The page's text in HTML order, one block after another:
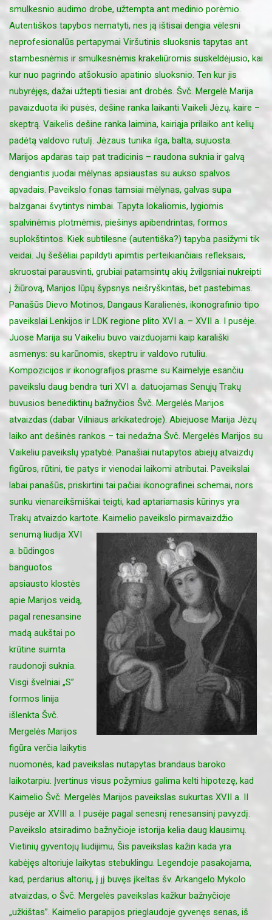
smulkesnio audimo drobe, užtempta ant medinio porėmio.
Autentiškos tapybos nematyti, nes ją ištisai dengia vėlesni
neprofesionalūs pertapymai Viršutinis sluoksnis tapytas ant
stambesnėmis ir smulkesnėmis krakeliūromis suskeldėjusio, kai
kur nuo pagrindo atšokusio apatinio sluoksnio. Ten kur jis
nubyrėjęs, dažai užtepti tiesiai ant drobės. Švč. Mergelė Marija
pavaizduota iki pusės, dešine ranka laikanti Vaikeli Jėzų, kaire –
skeptrą. Vaikelis dešine ranka laimina, kairiąja prilaiko ant kelių
padėtą valdovo rutulį. Jėzaus tunika ilga, balta, sujuosta.
Marijos apdaras taip pat tradicinis – raudona suknia ir galvą
dengiantis juodai mėlynas apsiaustas su aukso spalvos
apvadais. Paveikslo fonas tamsiai mėlynas, galvas supa
balzganai švytintys nimbai. Tapyta lokaliomis, lygiomis
spalvinėmis plotmėmis, piešinys apibendrintas, formos
suplokštintos. Kiek subtilesne (autentiška?) tapyba pasižymi tik
veidai. Jų šešėliai papildyti apimtis perteikiančiais refleksais,
skruostai parausvinti, grubiai patamsintų akių žvilgsniai nukreipti
į žiūrovą, Marijos lūpų šypsnys neišryškintas, bet pastebimas.
Panašūs Dievo Motinos, Dangaus Karalienės, ikonografinio tipo
paveikslai Lenkijos ir LDK regione plito XVI a. – XVII a. I pusėje.
Juose Marija su Vaikeliu buvo vaizduojami kaip karališki
asmenys: su karūnomis, skeptru ir valdovo rutuliu.
Kompozicijos ir ikonografijos prasme su Kaimelyje esančiu
paveikslu daug bendra turi XVI a. datuojamas Senųjų Trakų
buvusios benediktinų bažnyčios Švč. Mergelės Marijos
atvaizdas (dabar Vilniaus arkikatedroje). Abiejuose Marija Jėzų
laiko ant dešinės rankos – tai nedažna Švč. Mergelės Marijos su
Vaikeliu paveikslų ypatybė. Panašiai nutapytos abiejų atvaizdų
figūros, rūtini, tie patys ir vienodai laikomi atributai. Paveikslai
labai panašūs, priskirtini tai pačiai ikonografinei schemai, nors
sunku vienareikšmiškai teigti, kad aptariamasis kūrinys yra
Trakų atvaizdo kartote. Kaimelio paveikslo pirmavaizdžio
senumą liudija XVI
a. būdingos
banguotos
apsiausto klostės
apie Marijos veidą,
pagal renesansine
madą aukštai po
krūtine suimta
raudonoji suknia.
Visgi švelniai „S”
formos linija
išlenkta Švč.
Mergelės Marijos
figūra verčia laikytis
nuomonės, kad paveikslas nutapytas brandaus baroko
laikotarpiu. Įvertinus visus požymius galima kelti hipotezę, kad
Kaimelio Švč. Mergelės Marijos paveikslas sukurtas XVII a. II
pusėje ar XVIII a. I pusėje pagal senesnį renesansinį pavyzdį.
Paveikslo atsiradimo bažnyčioje istorija kelia daug klausimų.
Vietinių gyventojų liudijimu, Šis paveikslas kažin kada yra
kabėjęs altoriuje laikytas stebuklingu. Legendoje pasakojama,
kad, perdarius altorių, į jį buvęs įkeltas šv. Arkangelo Mykolo
atvaizdas, o Švč. Mergelės paveikslas kažkur bažnyčioje
„užkištas”. Kaimelio parapijos prieglaudoje gyvenęs senas, iš